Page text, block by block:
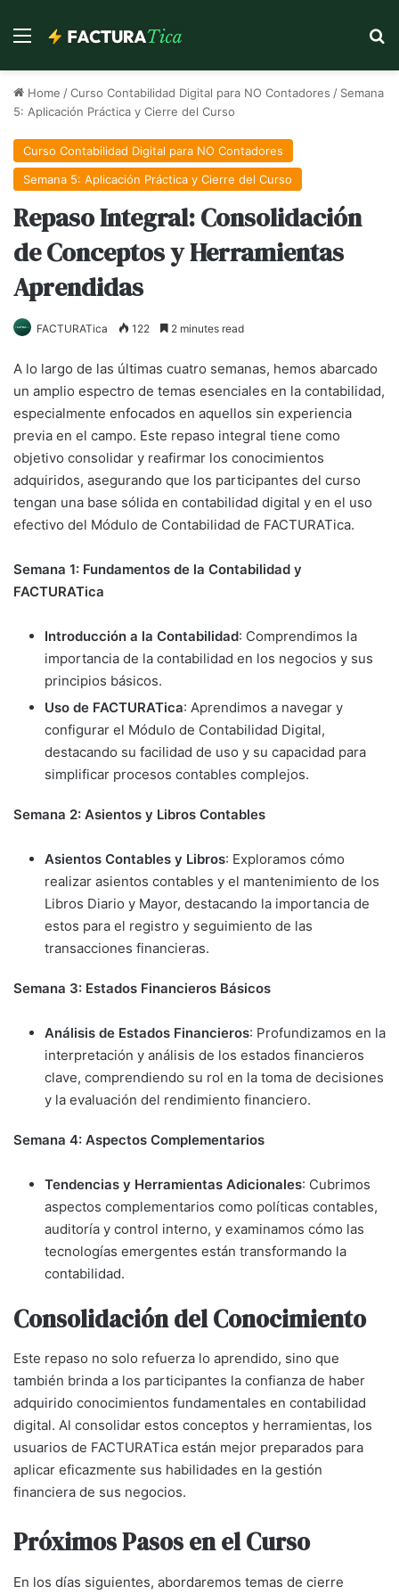
Menu
Home /Curso Contabilidad Digital para NO Contadores / Semana
5: Aplicación Práctica y Cierre del Curso
Curso Contabilidad Digital para NO Contadores
Semana 5: Aplicación Práctica y Cierre del Curso
Repaso Integral: Consolidación
de Conceptos y Herramientas
Aprendidas
FACTURATica 122 2 minutes read
A lo largo de las últimas cuatro semanas, hemos abarcado
un amplio espectro de temas esenciales en la contabilidad,
especialmente enfocados en aquellos sin experiencia
previa en el campo. Este repaso integral tiene como
objetivo consolidar y reafirmar los conocimientos
adquiridos, asegurando que los participantes del curso
tengan una base sólida en contabilidad digital y en el uso
efectivo del Módulo de Contabilidad de FACTURATica.
Semana 1: Fundamentos de la Contabilidad y
FACTURATica
Introducción a la Contabilidad: Comprendimos la
importancia de la contabilidad en los negocios y sus
principios básicos.
Uso de FACTURATica: Aprendimos a navegar y
configurar el Módulo de Contabilidad Digital,
destacando su facilidad de uso y su capacidad para
simplificar procesos contables complejos.
Semana 2: Asientos y Libros Contables
Asientos Contables y Libros: Exploramos cómo
realizar asientos contables y el mantenimiento de los
Libros Diario y Mayor, destacando la importancia de
estos para el registro y seguimiento de las
transacciones financieras.
Semana 3: Estados Financieros Básicos
Análisis de Estados Financieros: Profundizamos en la
interpretación y análisis de los estados financieros
clave, comprendiendo su rol en la toma de decisiones
y la evaluación del rendimiento financiero.
Semana 4: Aspectos Complementarios
Tendencias y Herramientas Adicionales: Cubrimos
aspectos complementarios como políticas contables,
auditoría y control interno, y examinamos cómo las
tecnologías emergentes están transformando la
contabilidad.
Consolidación del Conocimiento
Este repaso no solo refuerza lo aprendido, sino que
también brinda a los participantes la confianza de haber
adquirido conocimientos fundamentales en contabilidad
digital. Al consolidar estos conceptos y herramientas, los
usuarios de FACTURATica están mejor preparados para
aplicar eficazmente sus habilidades en la gestión
financiera de sus negocios.
Próximos Pasos en el Curso
En los días siguientes, abordaremos temas de cierre